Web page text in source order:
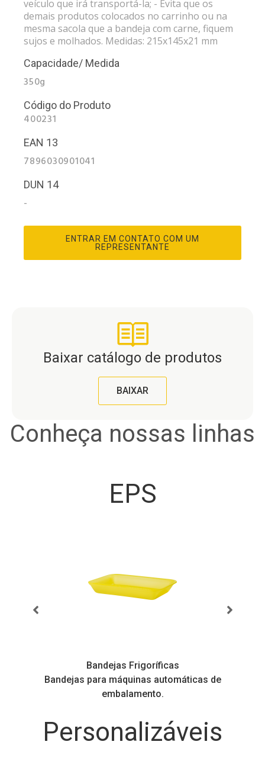
veículo que irá transportá-la; - Evita que os
demais produtos colocados no carrinho ou na
mesma sacola que a bandeja com carne, fiquem
sujos e molhados. Medidas: 215x145x21 mm
Capacidade/ Medida
350g
Código do Produto
400231
EAN 13
7896030901041
DUN 14
-
ENTRAR EM CONTATO COM UM
REPRESENTANTE
Baixar catálogo de produtos
BAIXAR
Conheça nossas linhas
EPS
Bandejas Frigoríficas
Bandejas para máquinas automáticas de
embalamento.
Personalizáveis